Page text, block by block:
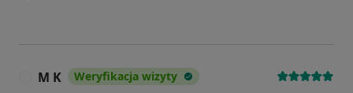
M K Weryfikacja wizyty